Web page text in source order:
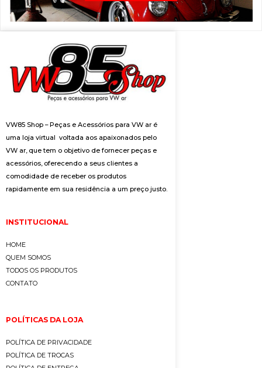
VW85 Shop – Peças e Acessórios para VW ar é
uma loja virtual voltada aos apaixonados pelo
VW ar, que tem o objetivo de fornecer peças e
acessórios, oferecendo a seus clientes a
comodidade de receber os produtos
rapidamente em sua residência a um preço justo.
INSTITUCIONAL
HOME
QUEM SOMOS
TODOS OS PRODUTOS
CONTATO
POLÍTICAS DA LOJA
POLÍTICA DE PRIVACIDADE
POLÍTICA DE TROCAS